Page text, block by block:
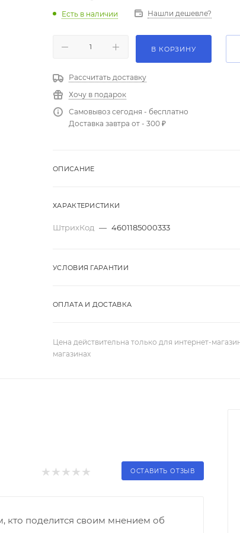
Есть в наличии Нашли дешевле?
В КОРЗИНУ
Рассчитать доставку
Хочу в подарок
Самовывоз сегодня - бесплатно
Доставка завтра от - 300 ₽
ОПИСАНИЕ
ХАРАКТЕРИСТИКИ
ШтрихКод — 4601185000333
УСЛОВИЯ ГАРАНТИИ
ОПЛАТА И ДОСТАВКА
Цена действительна только для интернет-
магазинах
ОСТАВИТЬ ОТЗЫВ
кто поделится своим мнением об